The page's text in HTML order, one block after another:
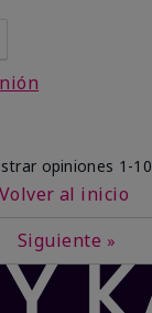
opiniones 1-10
Volver al inicio
Siguiente »